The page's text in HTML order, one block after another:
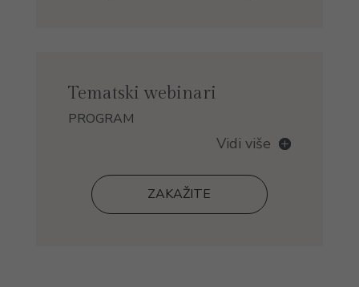
Tematski webinari
PROGRAM
Vidi više
ZAKAŽITE